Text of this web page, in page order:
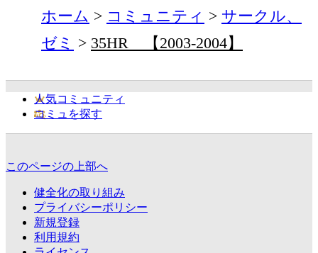
ホーム コミュニティ
サークル、
ゼミ
35HR 【2003-2004】
人気コミュニティ
コミュを探す
このページの上部へ
健全化の取り組み
プライバシーポリシー
新規登録
利用規約